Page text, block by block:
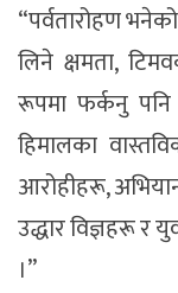
“पर्वतारोहण
लिने क्षमता,
रूपमा फर्कनु पनि
हिमालका
आरोहीहरू,
उद्धार विज्ञहरू र
।”